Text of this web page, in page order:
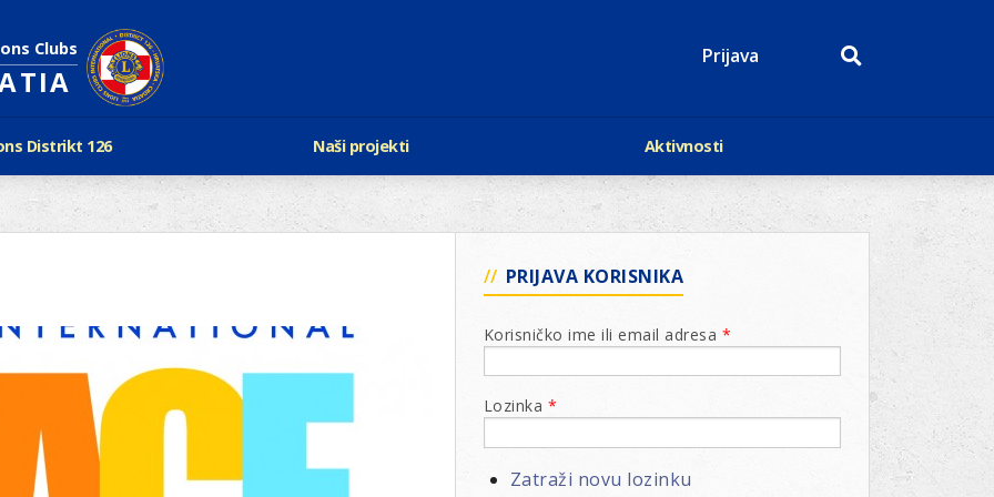
Clubs Prijava
Distrikt 126
Lionsa
i Leo klubovi
rukovodstvo D-126
Kabinet
Podaci o D-126 i kontakt
126
Naši projekti
LCIF
Razmjena mladeži i kamp
Regata jedrima protiv droge
Lions QUEST
Aktivnosti
Događaji
Kalendar
Lions Magazin
PRIJAVA KORISNIKA
Korisničko ime ili email adresa *
Lozinka *
Zatraži novu lozinku